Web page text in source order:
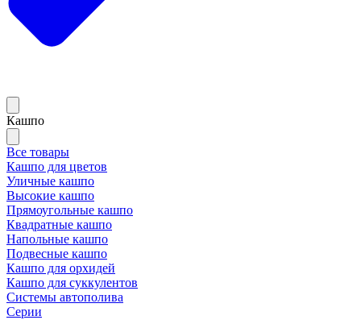
Кашпо
Все товары
Кашпо для цветов
Уличные кашпо
Высокие кашпо
Прямоугольные кашпо
Квадратные кашпо
Напольные кашпо
Подвесные кашпо
Кашпо для орхидей
Кашпо для суккулентов
Системы автополива
Серии